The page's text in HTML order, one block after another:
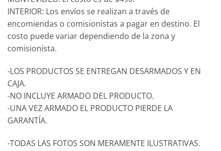
INTERIOR: Los envíos se realizan a través de
encomiendas o comisionistas a pagar en destino. El
costo puede variar dependiendo de la zona y
comisionista.
-LOS PRODUCTOS SE ENTREGAN DESARMADOS Y EN
CAJA.
-NO INCLUYE ARMADO DEL PRODUCTO.
-UNA VEZ ARMADO EL PRODUCTO PIERDE LA
GARANTÍA.
-TODAS LAS FOTOS SON MERAMENTE ILUSTRATIVAS.